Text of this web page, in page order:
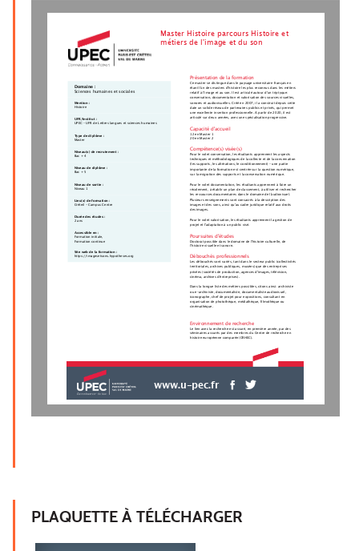
Master Histoire parcours Histoire et
métiers de l'image et du son
Présentation de la formation
Ce master se distingue dans le paysage universitaire français en
étant l'un des masters d'histoire les plus reconnus dans les métiers
relatif à l'image et au son. Il est articulé autour d'un triptyque:
conservation, documentation et valorisation des sources visuelles,
sonores et audiovisuelles. Créé en 2007, il a construit depuis cette
date un solide réseau de partenaires publics et privés, qui permet
une excellente insertion professionnelle. A partir de 2020, il est
articulé sur deux années, avec une spécialisation progressive.
Capacité d'accueil
12 en Master 1
20 en Master 2
Compétence(s) visée(s)
Pour le volet conservation, les étudiants apprennent les aspects
techniques et méthodologiques de la collecte et de la conservation
(les supports, les altérations, le conditionnement) - une partie
importante de la formation est centrée sur la question numérique,
sur la migration des supports et la conservation numérique.
Pour le volet documentation, les étudiants apprennent à faire un
récolement, à établir un plan de classement, à utiliser et rechercher
les ressources documentaires dans le domaine de l'audiovisuel.
Plusieurs enseignements sont consacrés à la description des
images et des sons, ainsi qu'au cadre juridique relatif aux droits
des images.
Pour le volet valorisation, les étudiants apprennent la gestion de
projet et l'adaptation à un public visé.
Poursuites d'études
Doctorat possible dans le domaine de l'histoire culturelle, de
l'histoire visuelle et sonore.
Débouchés professionnels
Les débouchés sont variés, tant dans le secteur public (collectivités
territoriales, archives publiques, musées) que des entreprises
privées (sociétés de production, agences d'images, télévision,
cinéma, archives d'entreprises).
Dans la longue liste des métiers possibles, citons ainsi: archiviste
ou e-archiviste, documentaliste, documentaliste audiovisuel,
iconographe, chef de projet pour expositions, consultant en
organisation de photothèque, médiathèque, filmothèque ou
cinémathèque.
Environnement de recherche
Le lien avec la recherche est assuré, en première année, par des
séminaires assurés par des membres du Centre de recherche en
histoire européenne comparée (CRHEC).
Domaine :
Sciences humaines et sociales
Mention :
Histoire
UFR/Institut :
UPEC - UFR de Lettres langues et sciences humaines
Type de diplôme :
Master
Niveau(x) de recrutement :
Bac + 4
Niveau de diplôme :
Bac + 5
Niveau de sortie :
Niveau 1
Lieu(x) de formation :
Créteil - Campus Centre
Durée des études :
2 ans
Accessible en :
Formation initiale,
Formation continue
Site web de la formation :
https://imagesetsons.hypotheses.org
www.u-pec.fr
PLAQUETTE À TÉLÉCHARGER